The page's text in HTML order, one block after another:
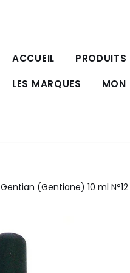
ACCUEIL PRODUITS
LES MARQUES
MON
Gentian (Gentiane) 10 ml N°12